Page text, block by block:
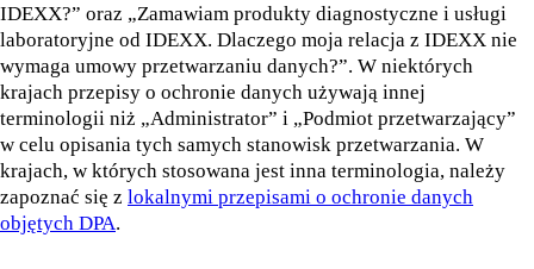
IDEXX?” oraz „Zamawiam produkty diagnostyczne i usługi
laboratoryjne od IDEXX. Dlaczego moja relacja z IDEXX nie
wymaga umowy przetwarzaniu danych?”. W niektórych
krajach przepisy o ochronie danych używają innej
terminologii niż „Administrator” i „Podmiot przetwarzający”
w celu opisania tych samych stanowisk przetwarzania. W
krajach, w których stosowana jest inna terminologia, należy
zapoznać się z lokalnymi przepisami o ochronie danych
objętych DPA.